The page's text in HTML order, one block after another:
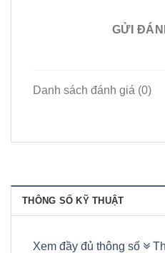
GỬI
Danh sách đánh giá (0)
THÔNG SỐ KỸ THUẬT
Xem đầy đủ thông số